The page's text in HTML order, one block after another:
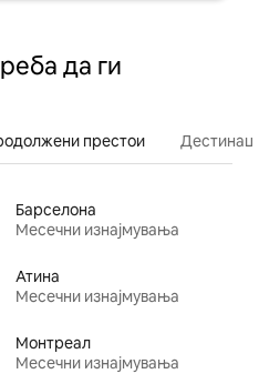
да ги
престои
Барселона
Месечни изнајмувања
Атина
Месечни изнајмувања
Монтреал
Месечни изнајмувања